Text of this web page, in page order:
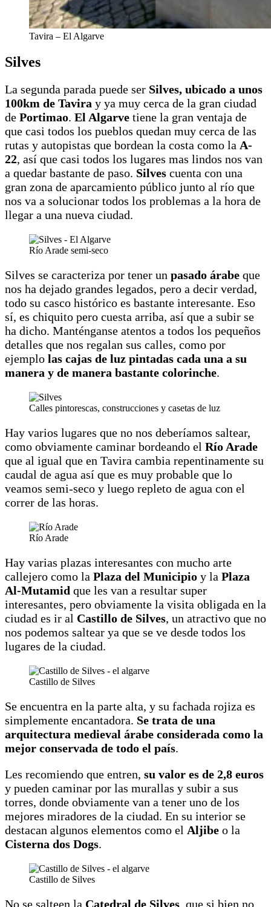
Tavira – El Algarve
Silves
La segunda parada puede ser Silves, ubicado a unos
100km de Tavira y ya muy cerca de la gran ciudad
de Portimao. El Algarve tiene la gran ventaja de
que casi todos los pueblos quedan muy cerca de las
rutas y autopistas que bordean la costa como la A-
22, así que casi todos los lugares mas lindos nos van
a quedar bastante de paso. Silves cuenta con una
gran zona de aparcamiento público junto al río que
nos va a solucionar todos los problemas a la hora de
llegar a una nueva ciudad.
Río Arade semi-seco
Silves se caracteriza por tener un pasado árabe que
nos ha dejado grandes legados, pero a decir verdad,
todo su casco histórico es bastante interesante. Eso
sí, es chiquito pero cuesta arriba, así que a subir se
ha dicho. Manténganse atentos a todos los pequeños
detalles que nos regalan sus calles, como por
ejemplo las cajas de luz pintadas cada una a su
manera y de manera bastante colorinche.
Calles pintorescas, construcciones y casetas de luz
Hay varios lugares que no nos deberíamos saltear,
como obviamente caminar bordeando el Río Arade
que al igual que en Tavira cambia repentinamente su
caudal de agua así que es muy probable que lo
veamos semi-seco y luego repleto de agua con el
correr de las horas.
Río Arade
Hay varias plazas interesantes con mucho arte
callejero como la Plaza del Municipio y la Plaza
Al-Mutamid que les van a resultar super
interesantes, pero obviamente la visita obligada en la
ciudad es ir al Castillo de Silves, un atractivo que no
nos podemos saltear ya que se ve desde todos los
lugares de la ciudad.
Castillo de Silves
Se encuentra en la parte alta, y su fachada rojiza es
simplemente encantadora. Se trata de una
arquitectura medieval árabe considerada como la
mejor conservada de todo el país.
Les recomiendo que entren, su valor es de 2,8 euros
y pueden caminar por las murallas y subir a sus
torres, donde obviamente van a tener uno de los
mejores miradores de la ciudad. En su interior se
destacan algunos elementos como el Aljibe o la
Cisterna dos Dogs.
Castillo de Silves
No se salteen la Catedral de Silves , que si bien no